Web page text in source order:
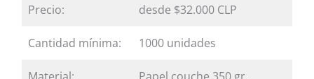
Precio: desde $32.000 CLP
Cantidad mínima: 1000 unidades